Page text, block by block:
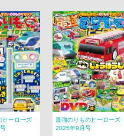
ヒーローズ
最強のりものヒーローズ
2025年9月号